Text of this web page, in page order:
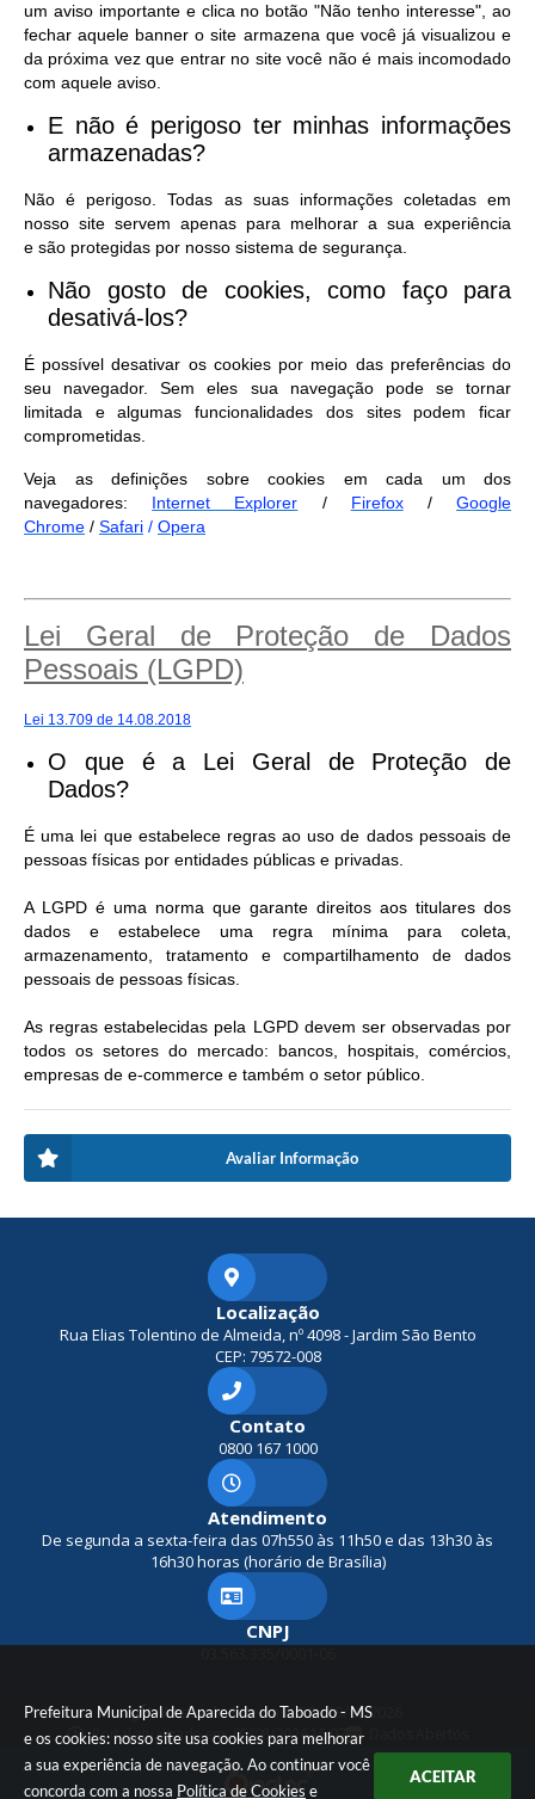
Prefeitura Municipal de Aparecida do Taboado - MS
e os cookies: nosso site usa cookies para melhorar
a sua experiência de navegação. Ao continuar você
concorda com a nossa Política de Cookies e
ACEITAR
um aviso importante e clica no botão "Não tenho interesse", ao
fechar aquele banner o site armazena que você já visualizou e
da próxima vez que entrar no site você não é mais incomodado
com aquele aviso.
E não é perigoso ter minhas informações
armazenadas?
Não é perigoso. Todas as suas informações coletadas em
nosso site servem apenas para melhorar a sua experiência
e são protegidas por nosso sistema de segurança.
Não gosto de cookies, como faço para
desativá-los?
É possível desativar os cookies por meio das preferências do
seu navegador. Sem eles sua navegação pode se tornar
limitada e algumas funcionalidades dos sites podem ficar
comprometidas.
Veja as definições sobre cookies em cada um dos
navegadores: Internet Explorer / Firefox/Google
Chrome / Safari / Opera
Lei Geral de Proteção de Dados
Pessoais (LGPD)
Lei 13.709 de 14.08.2018
O que é a Lei Geral de Proteção de
Dados?
É uma lei que estabelece regras ao uso de dados pessoais de
pessoas físicas por entidades públicas e privadas.
A LGPD é uma norma que garante direitos aos titulares dos
dados e estabelece uma regra mínima para coleta,
armazenamento, tratamento e compartilhamento de dados
pessoais de pessoas físicas.
As regras estabelecidas pela LGPD devem ser observadas por
todos os setores do mercado: bancos, hospitais, comércios,
empresas de e-commerce e também o setor público.
Avaliar Informação
Localização
Rua Elias Tolentino de Almeida, nº 4098 - Jardim São Bento
CEP: 79572-008
Contato
0800 167 1000
Atendimento
De segunda a sexta-feira das 07h550 às 11h50 e das 13h30 às
16h30 horas (horário de Brasília)
CNPJ
Versão do Sistema:3.5.3 - 19/06/2026
Portal atualizado em:05/08/2026 15:07